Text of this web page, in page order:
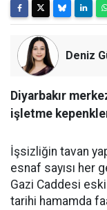
Deniz
Diyarbakır
işletme
İşsizliğin tavan
esnaf sayısı her
Gazi Caddesi eski
tarihi hamamda